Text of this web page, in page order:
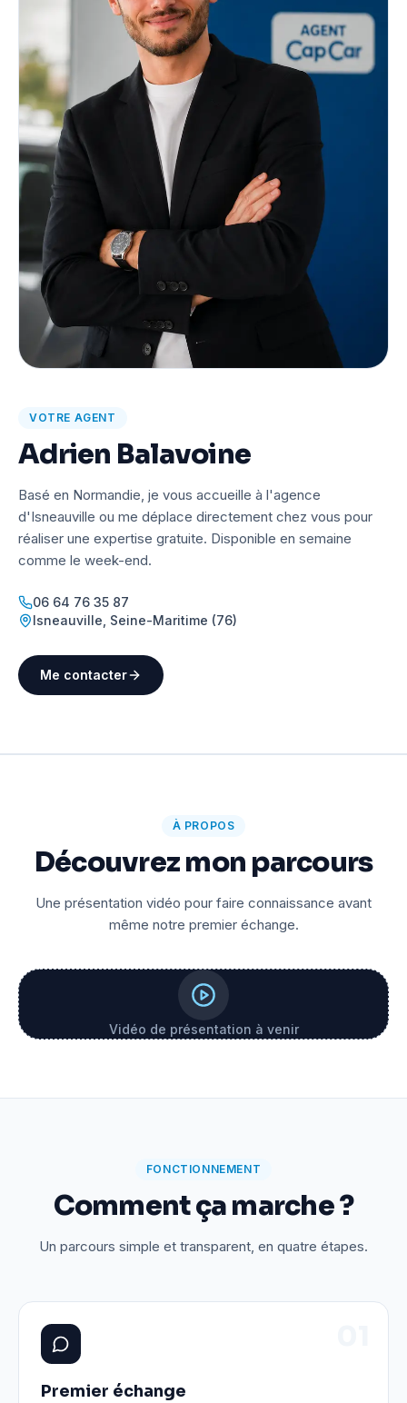
VOTRE AGENT
Adrien Balavoine
Basé en Normandie, je vous accueille à l'agence
d'Isneauville ou me déplace directement chez vous pour
réaliser une expertise gratuite. Disponible en semaine
comme le week-end.
06 64 76 35 87
Isneauville Seine-Maritime (76)
Me contacter
À PROPOS
Découvrez mon parcours
Une présentation vidéo pour faire connaissance avant
même notre premier échange.
Vidéo de présentation à venir
FONCTIONNEMENT
Comment ça marche ?
Un parcours simple et transparent, en quatre étapes.
Premier échange